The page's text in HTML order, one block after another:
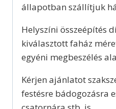
állapotban szállítjuk
Helyszíni összeépítés
kiválasztott faház
egyéni megbeszélés
Kérjen ajánlatot
festésre bádogozásra